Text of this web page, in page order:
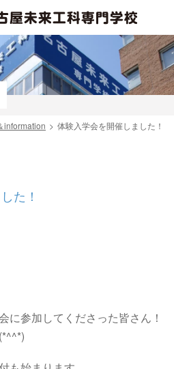
information 体験入学会を開催しました！
た！
に参加してくださった皆さん！